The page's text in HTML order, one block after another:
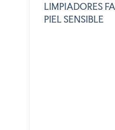
LIMPIADORES
PIEL SENSIBLE